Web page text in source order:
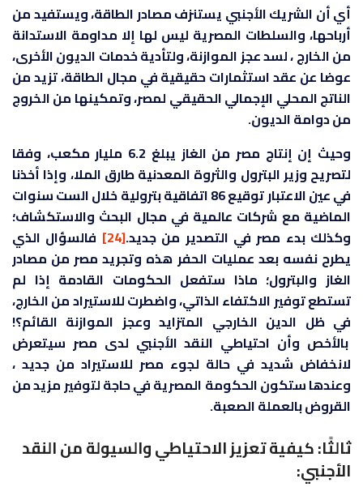
أي أن الشريك الأجنبي يستنزف مصادر الطاقة، ويستفيد من
أرباحها، والسلطات المصرية ليس لها إلا مداومة الاستدانة
من الخارج ، لسد عجز الموازنة، ولتأدية خدمات الديون الأخرى،
عوضا عن عقد استثمارات حقيقية في مجال الطاقة، تزيد من
الناتج المحلي الإجمالي الحقيقي لمصر، وتمكينها من الخروج
من دوامة الديون.
وحيث إن إنتاج مصر من الغاز يبلغ 6.2 مليار مكعب، وفقا
لتصريح وزير البترول والثروة المعدنية طارق الملا، وإذا أخذنا
في عين الاعتبار توقيع 86 اتفاقية بترولية خلال الست سنوات
الماضية مع شركات عالمية في مجال البحث والاستكشاف؛
وكذلك بدء مصر في التصدير من جديد.[24]
فالسؤال الذي
يطرح نفسه بعد عمليات الحفر هذه وتجريد مصر من مصادر
الغاز والبترول؛ ماذا ستفعل الحكومات القادمة إذا لم
تستطع توفير الاكتفاء الذاتي، واضطرت للاستيراد من الخارج،
في ظل الدين الخارجي المتزايد وعجز الموازنة القائم؟!
بالأخص وأن احتياطي النقد الأجنبي لدى مصر سيتعرض
لانخفاض شديد في حالة لجوء مصر للاستيراد من جديد ،
وعندها ستكون الحكومة المصرية في حاجة لتوفير مزيد من
القروض بالعملة الصعبة.
ثالثًا: كيفية تعزيز الاحتياطي والسيولة من النقد
الأجنبي: